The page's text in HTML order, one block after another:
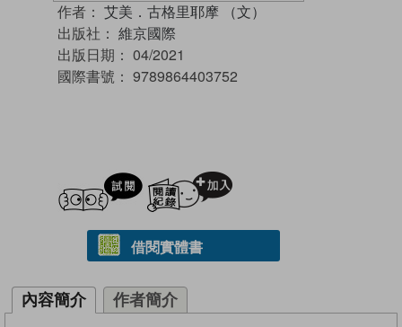
作者： 艾美．古格里耶摩 （文）
出版社： 維京國際
出版日期： 04/2021
國際書號： 9789864403752
試閲
借閱實體書
內容簡介 作者簡介